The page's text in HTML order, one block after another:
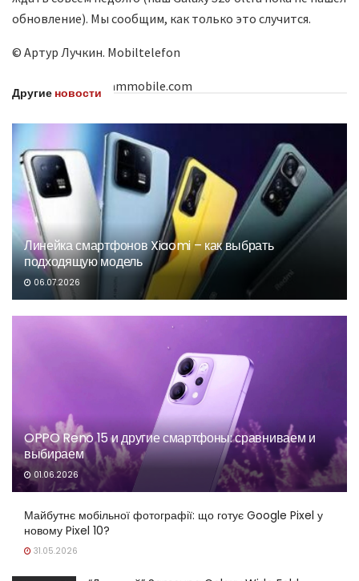
обновление). Мы сообщим, как только это случится.
© Артур Лучкин. Mobiltelefon
По материалам Sammobile.com
Другие новости
Линейка смартфонов Xiaomi – как выбрать
подходящую модель
06.07.2026
OPPO Reno 15 и другие смартфоны: сравниваем и
выбираем
01.06.2026
Майбутнє мобільної фотографії: що готує Google Pixel у
новому Pixel 10?
31.05.2026